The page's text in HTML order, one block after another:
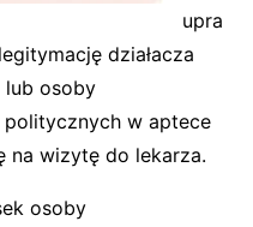
upra
działacza
lub osoby
w aptece
na wizytę do lekarza.
osoby